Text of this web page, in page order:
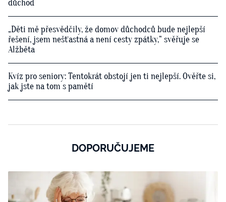
důchod
„Děti mě přesvědčily, že domov důchodců bude nejlepší
řešení, jsem nešťastná a není cesty zpátky,“ svěřuje se
Alžběta
Kvíz pro seniory: Tentokrát obstojí jen ti nejlepší. Ověřte si,
jak jste na tom s pamětí
DOPORUČUJEME